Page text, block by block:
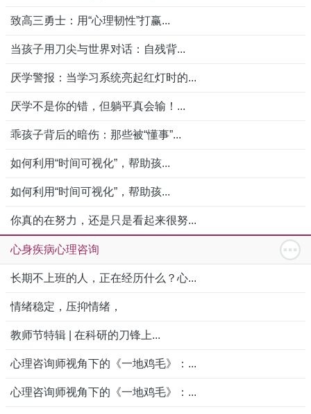
致高三勇士：用“心理韧性”打赢...
当孩子用刀尖与世界对话：自残背...
厌学警报：当学习系统亮起红灯时的...
厌学不是你的错，但躺平真会输！...
乖孩子背后的暗伤：那些被“懂事”...
如何利用“时间可视化”，帮助孩...
如何利用“时间可视化”，帮助孩...
你真的在努力，还是只是看起来很努...
心身疾病心理咨询
长期不上班的人，正在经历什么？心...
情绪稳定，压抑情绪，
教师节特辑 | 在科研的刀锋上...
心理咨询师视角下的《一地鸡毛》：...
心理咨询师视角下的《一地鸡毛》：...